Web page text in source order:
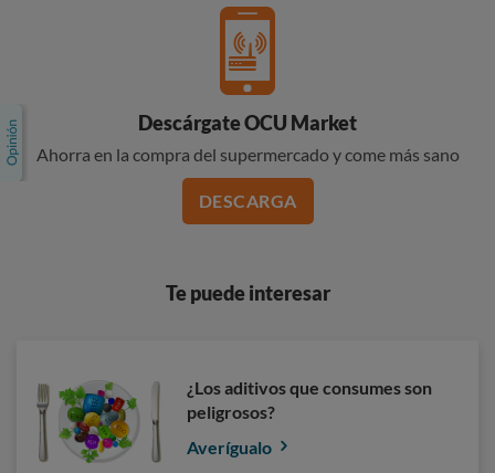
Descárgate OCU Market
Ahorra en la compra del supermercado y come más sano
DESCARGA
Te puede interesar
¿Los aditivos que consumes son
peligrosos?
Averígualo